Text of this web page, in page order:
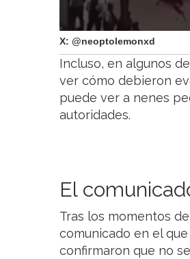
X: @neoptolemonxd
Incluso, en algunos
ver cómo debieron
puede ver a nenes
autoridades.
El
Tras los momentos
comunicado en el que
confirmaron que no